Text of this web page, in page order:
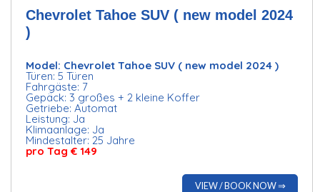
Chevrolet Tahoe SUV ( new model 2024
)
Model: Chevrolet Tahoe SUV ( new model 2024 )
Türen: 5 Türen
Fahrgäste: 7
Gepäck: 3 großes + 2 kleine Koffer
Getriebe: Automat
Leistung: Ja
Klimaanlage: Ja
Mindestalter: 25 Jahre
pro Tag € 149
VIEW / BOOK NOW ⇒